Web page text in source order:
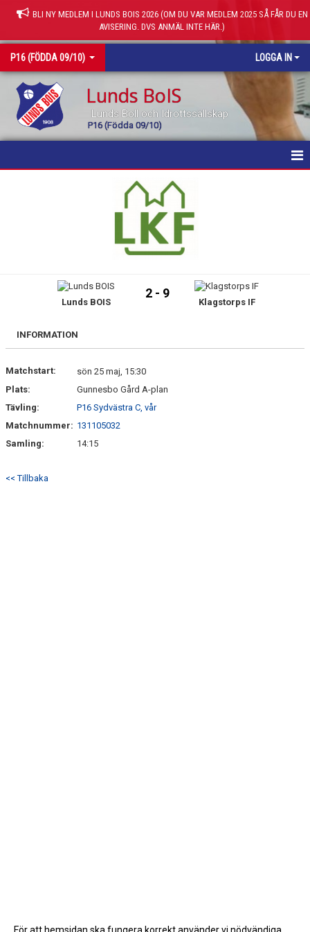
BLI NY MEDLEM I LUNDS BOIS 2026 (OM DU VAR MEDLEM 2025 SÅ FÅR DU EN
AVISERING. DVS ANMÄL INTE HÄR.)
P16 (FÖDDA 09/10) LOGGA IN
Lunds BoIS
Lunds Boll och Idrottssällskap
P16 (Födda 09/10)
Lunds BOIS
2 - 9
Klagstorps IF
INFORMATION
Matchstart:
sön 25 maj, 15:30
Plats:
Gunnesbo Gård A-plan
Tävling:
P16 Sydvästra C, vår
Matchnummer: 131105032
Samling:
14:15
<< Tillbaka